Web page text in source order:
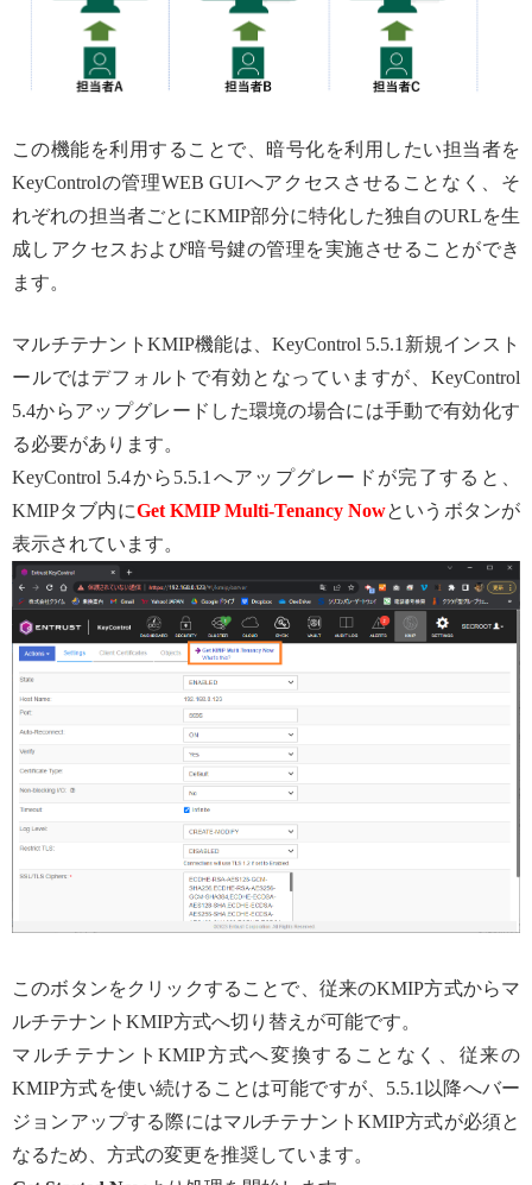
この機能を利用することで、暗号化を利用したい担当者を
KeyControlの管理WEB GUIへアクセスさせることなく、そ
れぞれの担当者ごとにKMIP部分に特化した独自のURLを生
成しアクセスおよび暗号鍵の管理を実施させることができ
ます。
マルチテナントKMIP機能は、KeyControl 5.5.1新規インスト
ールではデフォルトで有効となっていますが、KeyControl
5.4からアップグレードした環境の場合には手動で有効化す
る必要があります。
KeyControl 5.4から5.5.1へアップグレードが完了すると、
KMIPタブ内にGet KMIP Multi-Tenancy Nowというボタンが
表示されています。
このボタンをクリックすることで、従来のKMIP方式からマ
ルチテナントKMIP方式へ切り替えが可能です。
マルチテナントKMIP方式へ変換することなく、従来の
KMIP方式を使い続けることは可能ですが、5.5.1以降へバー
ジョンアップする際にはマルチテナントKMIP方式が必須と
なるため、方式の変更を推奨しています。